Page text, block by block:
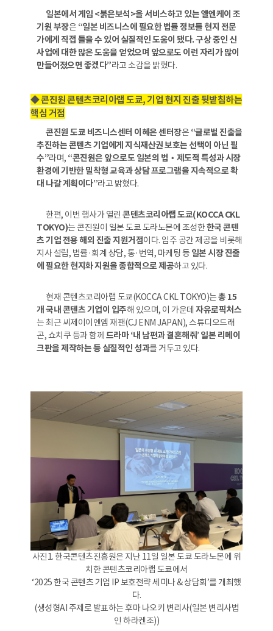
일본에서 게임 <붉은보석>을 서비스하고 있는 엘엔케이 조
기원 부장은 “일본 비즈니스에 필요한 법률 정보를 현지 전문
가에게 직접 들을 수 있어 실질적인 도움이 됐다. 구상 중인 신
사업에 대한 많은 도움을 얻었으며 앞으로도 이런 자리가 많이
만들어졌으면 좋겠다”라고 소감을 밝혔다.
◆ 콘진원 콘텐츠코리아랩 도쿄, 기업 현지 진출 뒷받침하는
핵심 거점
콘진원 도쿄 비즈니스센터 이혜은 센터장은 “글로벌 진출을
추진하는 콘텐츠 기업에게 지식재산권 보호는 선택이 아닌 필
수”라며, “콘진원은 앞으로도 일본의 법‧제도적 특성과 시장
환경에 기반한 밀착형 교육과 상담 프로그램을 지속적으로 확
대 나갈 계획이다”라고 밝혔다.
한편, 이번 행사가 열린 콘텐츠코리아랩 도쿄(KOCCA CKL
TOKYO)는 콘진원이 일본 도쿄 도라노몬에 조성한한국 콘텐
츠 기업 전용 해외 진출 지원거점이다. 입주 공간 제공을 비롯해
지사 설립, 법률·회계 상담, 통·번역, 마케팅 등 일본 시장 진출
에 필요한 현지화 지원을 종합적으로 제공하고 있다.
현재 콘텐츠코리아랩 도쿄(KOCCA CKL TOKYO)는총 15
개 국내 콘텐츠 기업이 입주해 있으며, 이 가운데 자유로픽처스
는 최근 씨제이이엔엠 재팬(CJ ENM JAPAN), 스튜디오드래
곤, 쇼치쿠 등과 함께드라마 ‘내 남편과 결혼해줘’ 일본 리메이
크판을 제작하는 등 실질적인 성과를 거두고 있다.
사진1. 한국콘텐츠진흥원은 지난 11일 일본 도쿄 도라노몬에 위
치한 콘텐츠코리아랩 도쿄에서
‘2025 한국 콘텐츠 기업 IP 보호전략 세미나 & 상담회’를 개최했
다.
(생성형AI 주제로 발표하는 후마 나오키 변리사(일본 변리사법
인 하라켄조))